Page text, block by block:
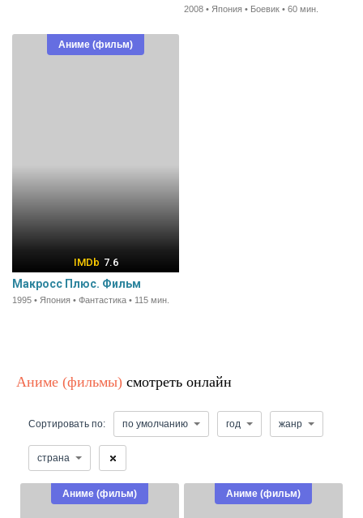
2008 • Япония • Боевик • 60 мин.
Аниме (фильм)
7.6
Макросс Плюс. Фильм
1995 • Япония • Фантастика • 115 мин.
Аниме (фильмы) смотреть онлайн
Сортировать по: по умолчанию год жанр
страна
Аниме (фильм) Аниме (фильм)